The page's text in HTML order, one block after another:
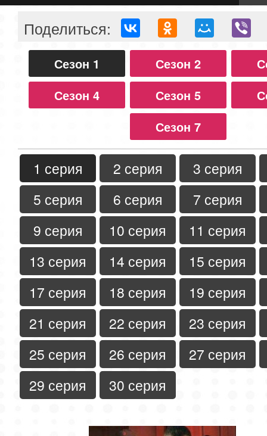
Поделиться:
Сезон 1 Сезон 2
Сезон 4
Сезон 5
Сезон 7
1 серия 2 серия
3 серия
5 серия
6 серия
7 серия
9 серия
10 серия
11 серия
13 серия
14 серия
15 серия
17 серия
18 серия
19 серия
21 серия
22 серия
23 серия
25 серия
26 серия
27 серия
29 серия
30 серия